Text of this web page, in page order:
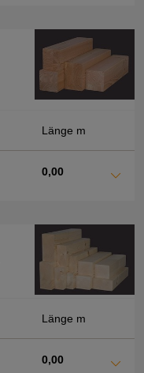
Länge m
0,00
Länge m
0,00